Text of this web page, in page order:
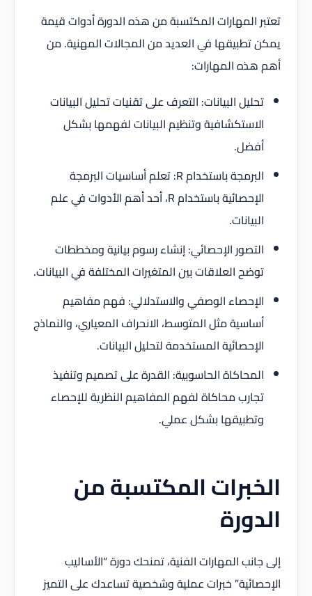
تعتبر المهارات المكتسبة من هذه الدورة أدوات قيمة
يمكن تطبيقها في العديد من المجالات المهنية. من
أهم هذه المهارات:
تحليل البيانات: التعرف على تقنيات تحليل البيانات
الاستكشافية وتنظيم البيانات لفهمها بشكل
أفضل.
البرمجة باستخدام R: تعلم أساسيات البرمجة
الإحصائية باستخدام R، أحد أهم الأدوات في علم
البيانات.
التصور الإحصائي: إنشاء رسوم بيانية ومخططات
توضح العلاقات بين المتغيرات المختلفة في البيانات.
الإحصاء الوصفي والاستدلالي: فهم مفاهيم
أساسية مثل المتوسط، الانحراف المعياري، والنماذج
الإحصائية المستخدمة لتحليل البيانات.
المحاكاة الحاسوبية: القدرة على تصميم وتنفيذ
تجارب محاكاة لفهم المفاهيم النظرية للإحصاء
وتطبيقها بشكل عملي.
الخبرات المكتسبة من
الدورة
إلى جانب المهارات الفنية، تمنحك دورة “الأساليب
الإحصائية” خبرات عملية وشخصية تساعدك على التميز